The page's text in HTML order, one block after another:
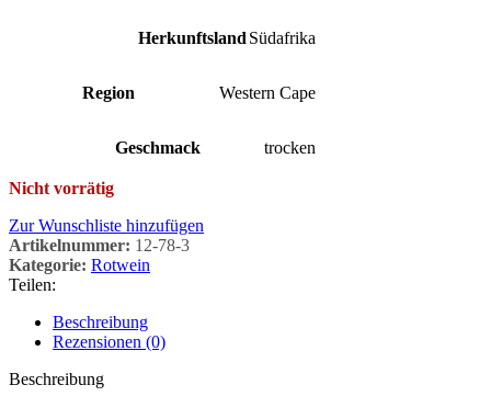
Herkunftsland Südafrika
Region Western Cape
Geschmack trocken
Nicht vorrätig
Zur Wunschliste hinzufügen
Artikelnummer: 12-78-3
Kategorie: Rotwein
Teilen:
Beschreibung
Rezensionen (0)
Beschreibung